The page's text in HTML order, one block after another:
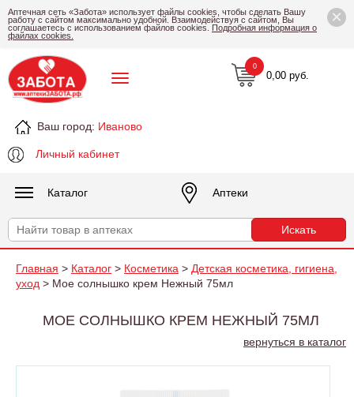
×
Аптечная сеть «Забота» использует файлы cookies, чтобы сделать Вашу
работу с сайтом максимально удобной. Взаимодействуя с сайтом, Вы
соглашаетесь с использованием файлов cookies. Подробная информация о
файлах cookies.
Ваш город: Иваново
Личный кабинет
0,00 руб.
0
Каталог Аптеки
Главная > Каталог > Косметика > Детская косметика, гигиена,
уход > Мое солнышко крем Нежный 75мл
МОЕ СОЛНЫШКО КРЕМ НЕЖНЫЙ 75МЛ
вернуться в каталог